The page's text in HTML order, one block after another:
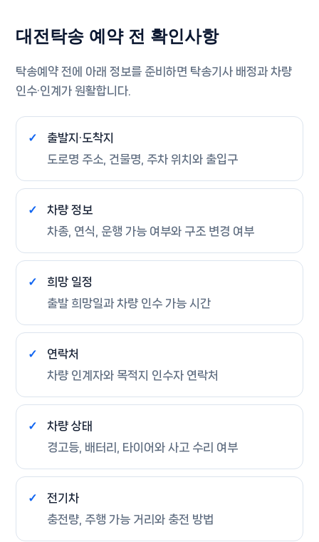
대전탁송 예약 전 확인사항
탁송예약 전에 아래 정보를 준비하면 탁송기사 배정과 차량
인수·인계가 원활합니다.
출발지·도착지
도로명 주소, 건물명, 주차 위치와 출입구
차량 정보
차종, 연식, 운행 가능 여부와 구조 변경 여부
희망 일정
출발 희망일과 차량 인수 가능 시간
연락처
차량 인계자와 목적지 인수자 연락처
차량 상태
경고등, 배터리, 타이어와 사고 수리 여부
전기차
충전량, 주행 가능 거리와 충전 방법